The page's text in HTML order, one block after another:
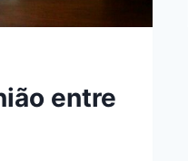
entre